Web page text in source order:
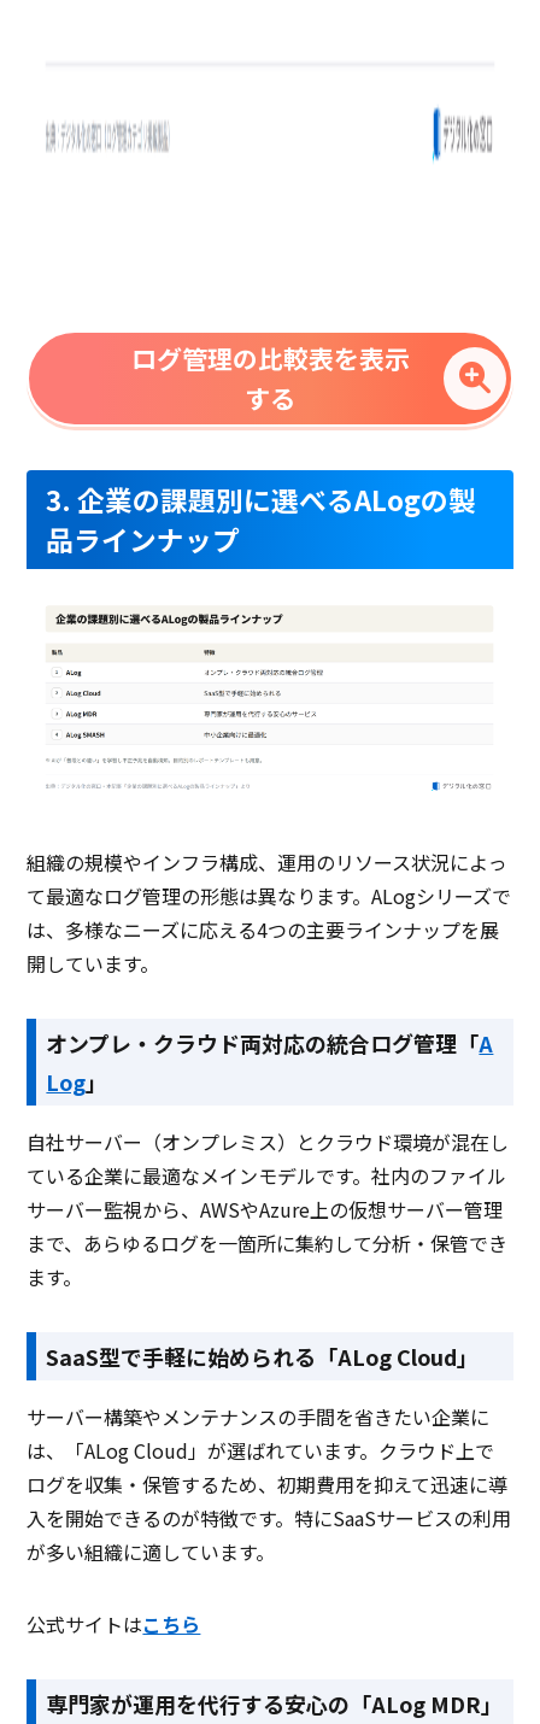
ログ管理の比較表を表示
する
3. 企業の課題別に選べるALogの製
品ラインナップ
組織の規模やインフラ構成、運用のリソース状況によっ
て最適なログ管理の形態は異なります。ALogシリーズで
は、多様なニーズに応える4つの主要ラインナップを展
開しています。
オンプレ・クラウド両対応の統合ログ管理「A
Log」
自社サーバー（オンプレミス）とクラウド環境が混在し
ている企業に最適なメインモデルです。社内のファイル
サーバー監視から、AWSやAzure上の仮想サーバー管理
まで、あらゆるログを一箇所に集約して分析・保管でき
ます。
SaaS型で手軽に始められる「ALog Cloud」
サーバー構築やメンテナンスの手間を省きたい企業に
は、「ALog Cloud」が選ばれています。クラウド上で
ログを収集・保管するため、初期費用を抑えて迅速に導
入を開始できるのが特徴です。特にSaaSサービスの利用
が多い組織に適しています。
公式サイトはこちら
専門家が運用を代行する安心の「ALog MDR」